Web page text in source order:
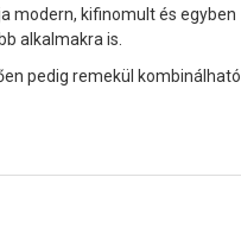
modern, kifinomult és egyben
alkalmakra is.
pedig remekül kombinálható